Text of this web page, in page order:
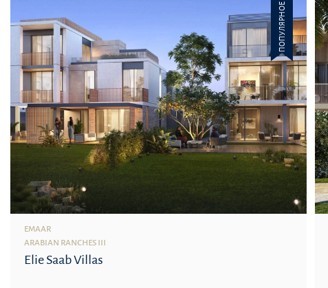
ПОПУЛЯРНОЕ
EMAAR
ARABIAN RANCHES III
Elie Saab Villas